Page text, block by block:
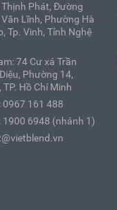
Phát, Đường
Lĩnh, Phường Hà
Tp. Vinh, Tỉnh Nghệ
74 Cư xá Trần
Phường 14,
TP. Hồ Chí Minh
0967 161 488
1900 6948 (nhánh 1)